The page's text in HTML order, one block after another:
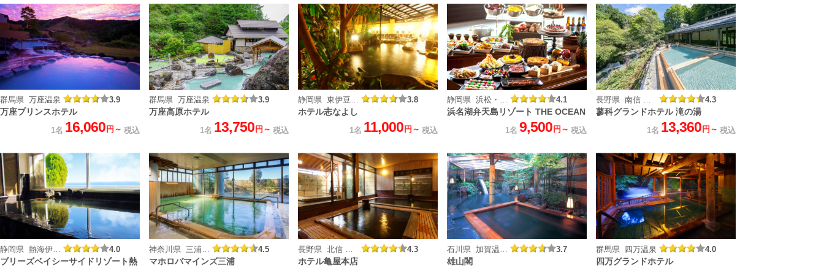
群馬県 万座温泉 3.9
万座プリンスホテル
1名 16,060 円～ 税込
群馬県 万座温泉 3.9
万座高原ホテル
1名 13,750 円～ 税込
静岡県 東伊豆 熱川温泉 3.8
ホテル志なよし
1名 11,000 円～ 税込
静岡県 浜松・浜名湖 4.1
浜名湖弁天島リゾート THE OCEAN
1名 9,500 円～ 税込
長野県 南信 蓼科温泉 4.3
蓼科グランドホテル 滝の湯
1名 13,360 円～ 税込
4.0
ブリーズベイシーサイドリゾート熱
4.5
マホロバマインズ三浦
4.3
ホテル亀屋本店
3.7
雄山閣
群馬県 四万温泉 4.0
四万グランドホテル